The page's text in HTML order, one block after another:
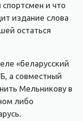
спортсмен и что
издание слова
остаться
«беларусский
а совместный
Мельникову в
либо